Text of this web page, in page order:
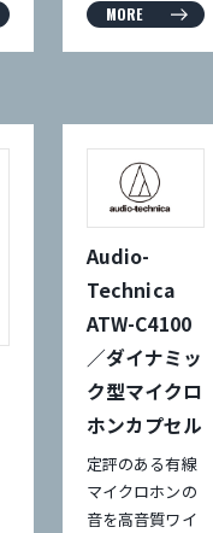
MORE
Audio-
Technica
ATW-C4100
／ダイナミッ
ク型マイクロ
ホンカプセル
定評のある有線
マイクロホンの
音を高音質ワイ